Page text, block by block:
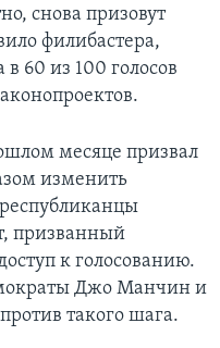
снова призовут
филибастера,
в 60 из 100 голосов
месяце призвал
изменить
призванный
к голосованию.
Джо Манчин и
такого шага.